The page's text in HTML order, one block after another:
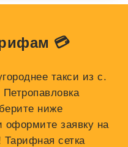
💳
такси из с.
ниже
заявку на
Тарифная сетка